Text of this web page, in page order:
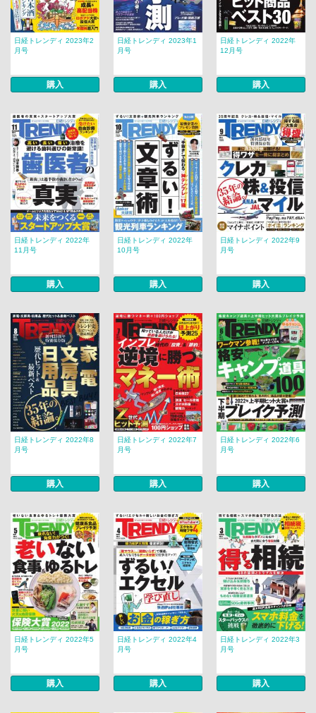
日経トレンディ 2023年2
月号
購入
日経トレンディ 2023年1
月号
購入
日経トレンディ 2022年
12月号
購入
日経トレンディ 2022年
11月号
購入
日経トレンディ 2022年
10月号
購入
日経トレンディ 2022年9
月号
購入
日経トレンディ 2022年8
月号
購入
日経トレンディ 2022年7
月号
購入
日経トレンディ 2022年6
月号
購入
日経トレンディ 2022年5
月号
購入
日経トレンディ 2022年4
月号
購入
日経トレンディ 2022年3
月号
購入